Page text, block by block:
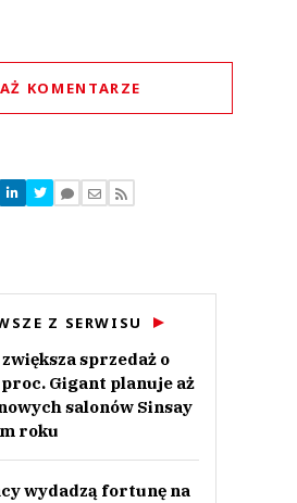
KOMENTARZE
by the moderator on the site
powinien na konwencji zawołać: Bonjour!
polski chleb!
Dorota
Odpowiedz
0
Z SERWISU
zwiększa sprzedaż o
proc. Gigant planuje aż
salonów Sinsay
roku
wydadzą fortunę na